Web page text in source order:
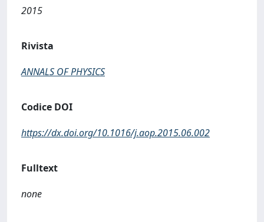
2015
Rivista
ANNALS OF PHYSICS
Codice DOI
https://dx.doi.org/10.1016/j.aop.2015.06.002
Fulltext
none